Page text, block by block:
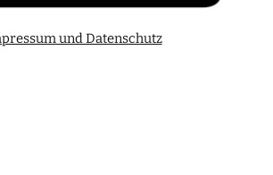
und Datenschutz